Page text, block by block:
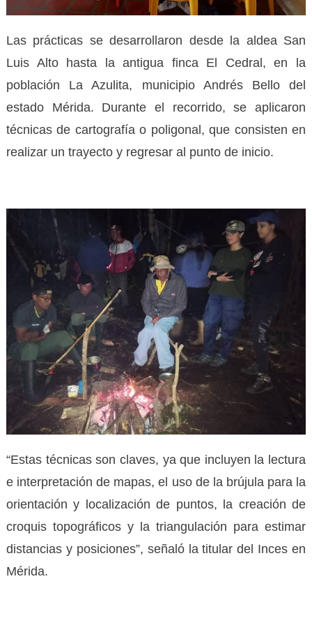
Las prácticas se desarrollaron desde la aldea San
Luis Alto hasta la antigua finca El Cedral, en la
población La Azulita, municipio Andrés Bello del
estado Mérida. Durante el recorrido, se aplicaron
técnicas de cartografía o poligonal, que consisten en
realizar un trayecto y regresar al punto de inicio.
“Estas técnicas son claves, ya que incluyen la lectura
e interpretación de mapas, el uso de la brújula para la
orientación y localización de puntos, la creación de
croquis topográficos y la triangulación para estimar
distancias y posiciones”, señaló la titular del Inces en
Mérida.